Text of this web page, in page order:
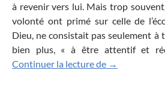
à revenir vers lui. Mais trop
volonté ont primé sur celle de
Dieu, ne consistait pas seulement à
bien plus, « à être attentif et
Continuer la lecture de
Tu aimeras
→